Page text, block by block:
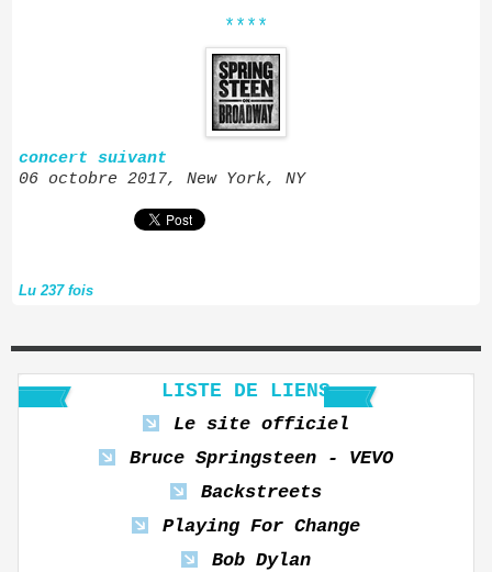
****
concert suivant
06 octobre 2017, New York, NY
Lu 237 fois
LISTE DE LIENS
Le site officiel
Bruce Springsteen - VEVO
Backstreets
Playing For Change
Bob Dylan